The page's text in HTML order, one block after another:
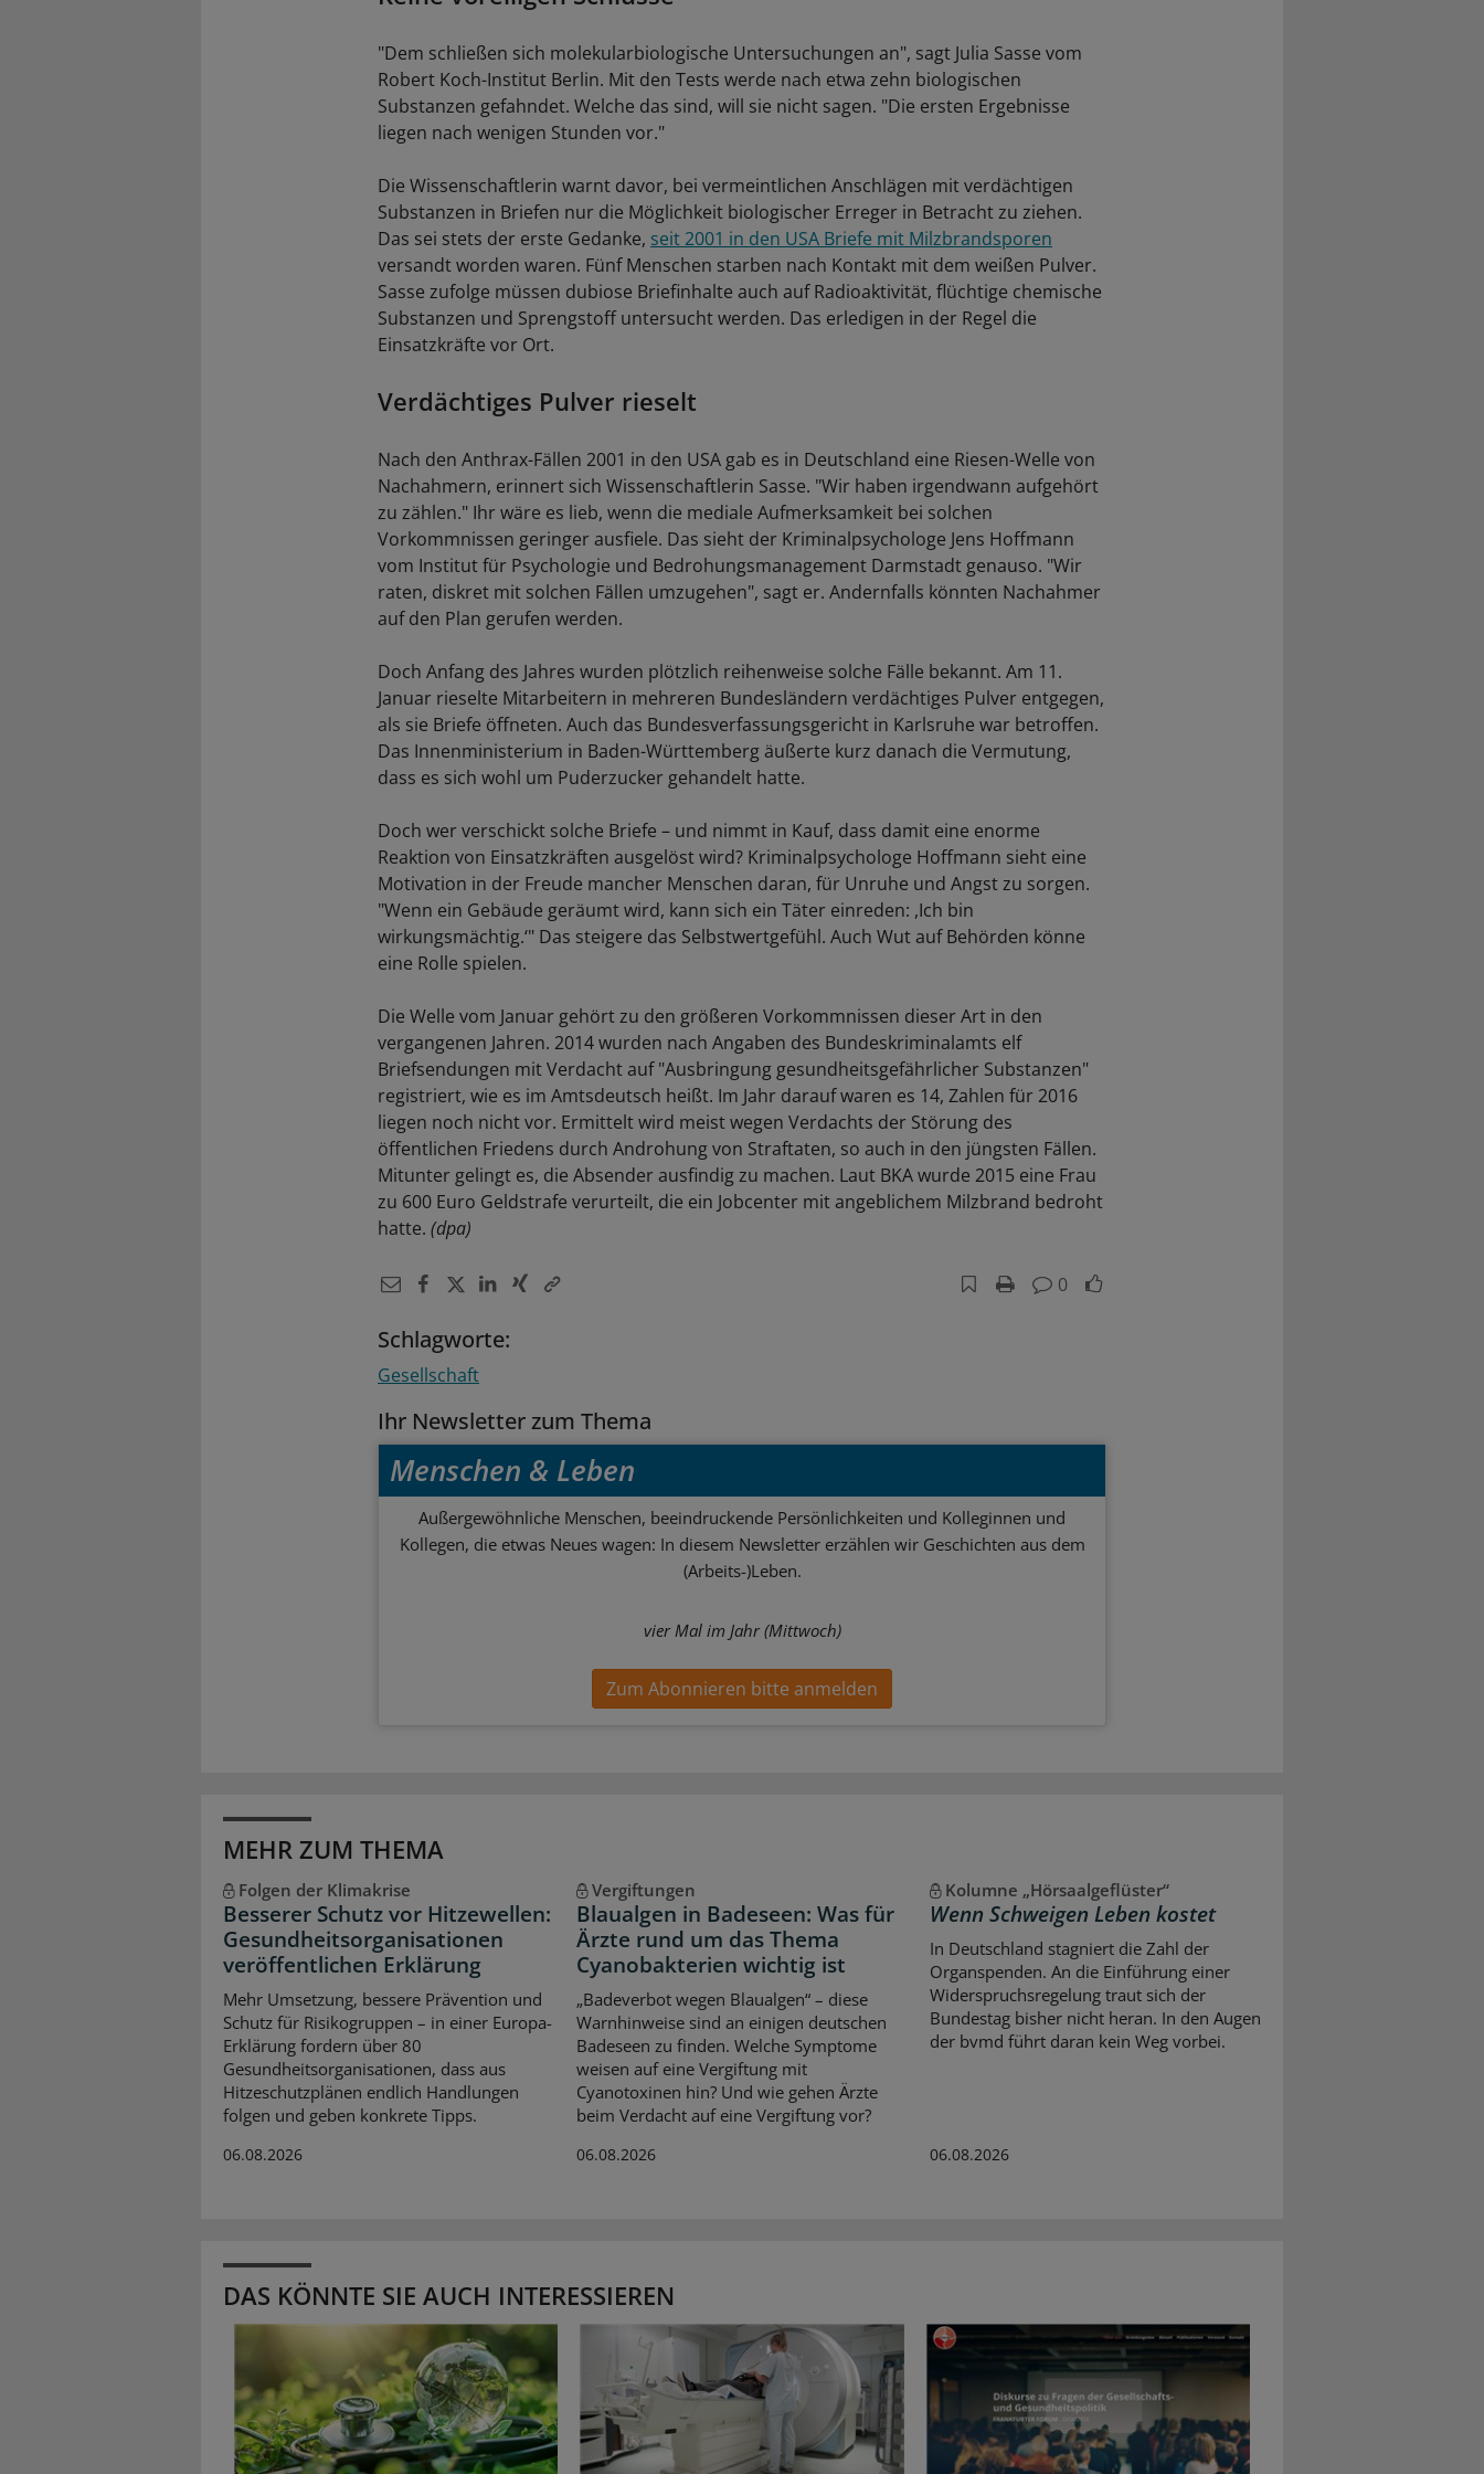
"Dem schließen sich molekularbiologische Untersuchungen an", sagt Julia Sasse vom
Robert Koch-Institut Berlin. Mit den Tests werde nach etwa zehn biologischen
Substanzen gefahndet. Welche das sind, will sie nicht sagen. "Die ersten Ergebnisse
liegen nach wenigen Stunden vor."
Die Wissenschaftlerin warnt davor, bei vermeintlichen Anschlägen mit verdächtigen
Substanzen in Briefen nur die Möglichkeit biologischer Erreger in Betracht zu ziehen.
Das sei stets der erste Gedanke, seit 2001 in den USA Briefe mit Milzbrandsporen
versandt worden waren. Fünf Menschen starben nach Kontakt mit dem weißen Pulver.
Sasse zufolge müssen dubiose Briefinhalte auch auf Radioaktivität, flüchtige chemische
Substanzen und Sprengstoff untersucht werden. Das erledigen in der Regel die
Einsatzkräfte vor Ort.
Verdächtiges Pulver rieselt
Nach den Anthrax-Fällen 2001 in den USA gab es in Deutschland eine Riesen-Welle von
Nachahmern, erinnert sich Wissenschaftlerin Sasse. "Wir haben irgendwann aufgehört
zu zählen." Ihr wäre es lieb, wenn die mediale Aufmerksamkeit bei solchen
Vorkommnissen geringer ausfiele. Das sieht der Kriminalpsychologe Jens Hoffmann
vom Institut für Psychologie und Bedrohungsmanagement Darmstadt genauso. "Wir
raten, diskret mit solchen Fällen umzugehen", sagt er. Andernfalls könnten Nachahmer
auf den Plan gerufen werden.
Doch Anfang des Jahres wurden plötzlich reihenweise solche Fälle bekannt. Am 11.
Januar rieselte Mitarbeitern in mehreren Bundesländern verdächtiges Pulver entgegen,
als sie Briefe öffneten. Auch das Bundesverfassungsgericht in Karlsruhe war betroffen.
Das Innenministerium in Baden-Württemberg äußerte kurz danach die Vermutung,
dass es sich wohl um Puderzucker gehandelt hatte.
Doch wer verschickt solche Briefe – und nimmt in Kauf, dass damit eine enorme
Reaktion von Einsatzkräften ausgelöst wird? Kriminalpsychologe Hoffmann sieht eine
Motivation in der Freude mancher Menschen daran, für Unruhe und Angst zu sorgen.
"Wenn ein Gebäude geräumt wird, kann sich ein Täter einreden: ,Ich bin
wirkungsmächtig.‘" Das steigere das Selbstwertgefühl. Auch Wut auf Behörden könne
eine Rolle spielen.
Die Welle vom Januar gehört zu den größeren Vorkommnissen dieser Art in den
vergangenen Jahren. 2014 wurden nach Angaben des Bundeskriminalamts elf
Briefsendungen mit Verdacht auf "Ausbringung gesundheitsgefährlicher Substanzen"
registriert, wie es im Amtsdeutsch heißt. Im Jahr darauf waren es 14, Zahlen für 2016
liegen noch nicht vor. Ermittelt wird meist wegen Verdachts der Störung des
öffentlichen Friedens durch Androhung von Straftaten, so auch in den jüngsten Fällen.
Mitunter gelingt es, die Absender ausfindig zu machen. Laut BKA wurde 2015 eine Frau
zu 600 Euro Geldstrafe verurteilt, die ein Jobcenter mit angeblichem Milzbrand bedroht
hatte. (dpa)
0
Schlagworte:
Gesellschaft
Ihr Newsletter zum Thema
Menschen & Leben
Außergewöhnliche Menschen, beeindruckende Persönlichkeiten und Kolleginnen und
Kollegen, die etwas Neues wagen: In diesem Newsletter erzählen wir Geschichten aus dem
(Arbeits-)Leben.
vier Mal im Jahr (Mittwoch)
Zum Abonnieren bitte anmelden
MEHR ZUM THEMA
Folgen der Klimakrise
Besserer Schutz vor Hitzewellen:
Gesundheitsorganisationen
veröffentlichen Erklärung
Mehr Umsetzung, bessere Prävention und
Schutz für Risikogruppen – in einer Europa-
Erklärung fordern über 80
Gesundheitsorganisationen, dass aus
Hitzeschutzplänen endlich Handlungen
folgen und geben konkrete Tipps.
06.08.2026
Vergiftungen
Blaualgen in Badeseen: Was für
Ärzte rund um das Thema
Cyanobakterien wichtig ist
„Badeverbot wegen Blaualgen“ – diese
Warnhinweise sind an einigen deutschen
Badeseen zu finden. Welche Symptome
weisen auf eine Vergiftung mit
Cyanotoxinen hin? Und wie gehen Ärzte
beim Verdacht auf eine Vergiftung vor?
06.08.2026
Kolumne „Hörsaalgeflüster“
Wenn Schweigen Leben kostet
In Deutschland stagniert die Zahl der
Organspenden. An die Einführung einer
Widerspruchsregelung traut sich der
Bundestag bisher nicht heran. In den Augen
der bvmd führt daran kein Weg vorbei.
06.08.2026
DAS KÖNNTE SIE AUCH INTERESSIEREN